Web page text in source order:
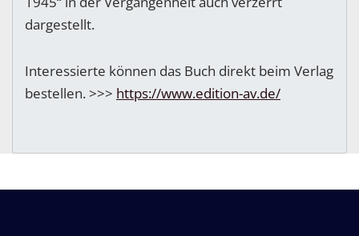
dargestellt.
Interessierte können das Buch direkt beim Verlag
bestellen. >>> https://www.edition-av.de/